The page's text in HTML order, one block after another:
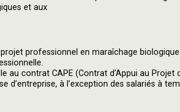
et aux
professionnel en maraîchage
au contrat CAPE (Contrat d’Appui au Projet
d’entreprise, à l’exception des salariés à